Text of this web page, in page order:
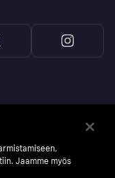
Jaamme myös